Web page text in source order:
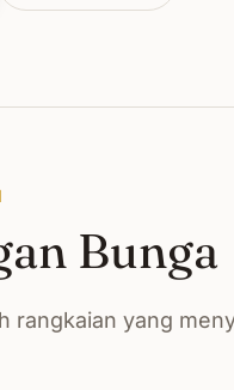
Bunga
yang